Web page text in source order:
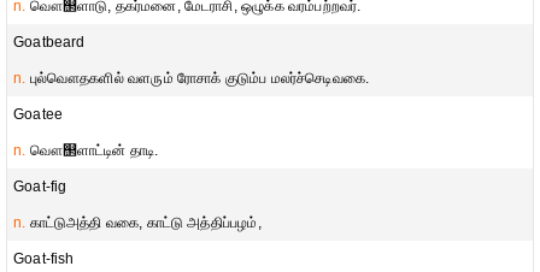
n. வௌ஢ளாடு, தகர்மனை, மேடராசி, ஒழுக்க வரம்பற்றவர்.
Goatbeard
n. புல்வௌதகளில் வளரும் ரோசாக் குடும்ப மலர்ச்செடிவகை.
Goatee
n. வௌ஢ளாட்டின் தாடி.
Goat-fig
n. காட்டுஅத்தி வகை, காட்டு அத்திப்பழம்,
Goat-fish